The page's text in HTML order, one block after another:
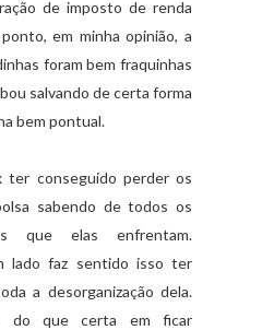
de imposto de renda
em minha opinião, a
foram bem fraquinhas
salvando de certa forma
bem pontual.
ter conseguido perder os
sabendo de todos os
que elas enfrentam.
lado faz sentido isso ter
a desorganização dela.
do que certa em ficar